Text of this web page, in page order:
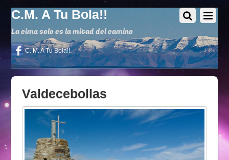
C.M. A Tu Bola!!
La cima solo es la mitad del camino
C. M. A Tu Bola!!
Valdecebollas